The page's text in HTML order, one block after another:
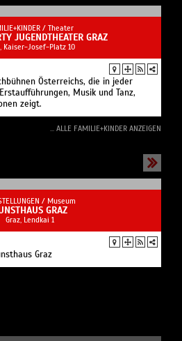
/Museum
GRAZ
Graz
/Meditation
WEITZER
Das größte Geheimnis liegt in Dir